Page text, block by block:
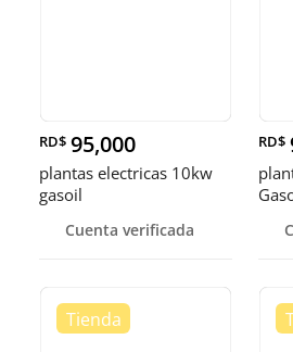
RD$ 95,000
plantas electricas 10kw
gasoil
Cuenta verificada
RD$